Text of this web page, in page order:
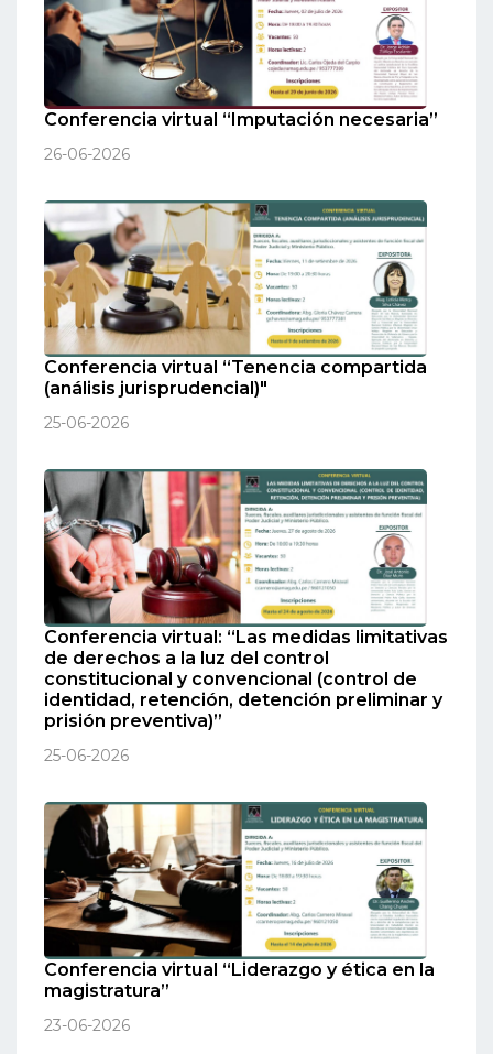
Conferencia virtual “Imputación necesaria”
26-06-2026
Conferencia virtual “Tenencia compartida
(análisis jurisprudencial)"
25-06-2026
Conferencia virtual: “Las medidas limitativas
de derechos a la luz del control
constitucional y convencional (control de
identidad, retención, detención preliminar y
prisión preventiva)”
25-06-2026
Conferencia virtual “Liderazgo y ética en la
magistratura”
23-06-2026